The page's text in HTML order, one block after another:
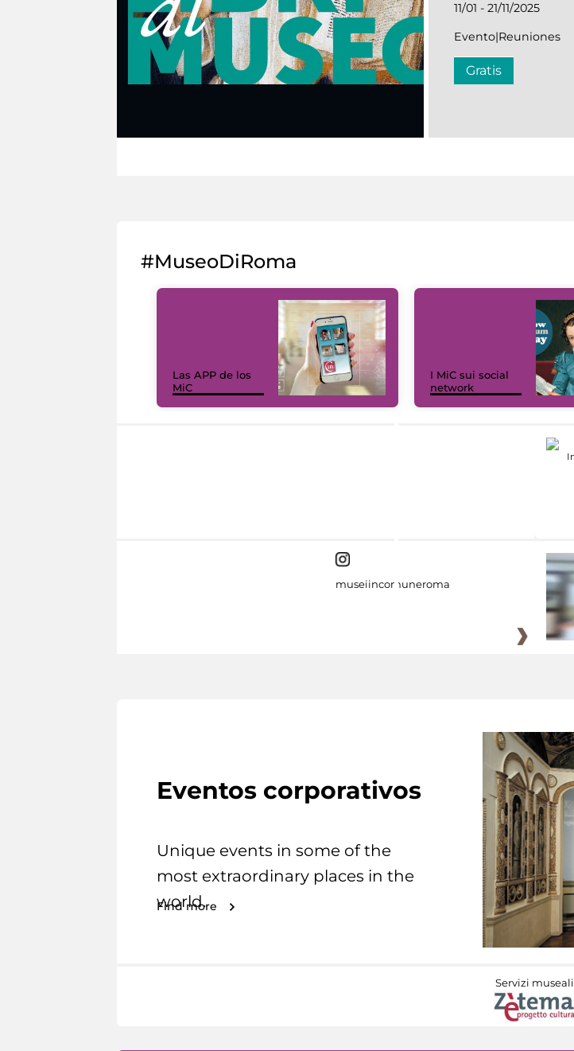
11/01 - 21/11/2025
Evento|Reuniones
Gratis
#MuseoDiRoma
Las APP de los
MiC
I MiC sui social
network
museiincomuneroma
Eventos corporativos
Unique events in some of the
most extraordinary places in the
world.
Find more
Servizi museali